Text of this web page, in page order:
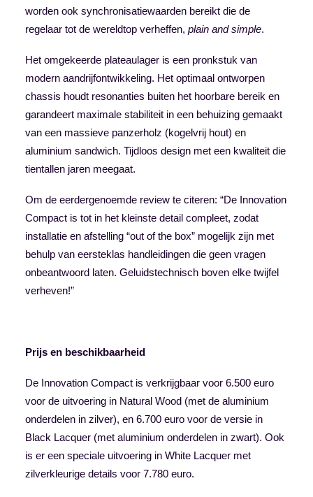
worden ook synchronisatiewaarden bereikt die de
regelaar tot de wereldtop verheffen, plain and simple.
Het omgekeerde plateaulager is een pronkstuk van
modern aandrijfontwikkeling. Het optimaal ontworpen
chassis houdt resonanties buiten het hoorbare bereik en
garandeert maximale stabiliteit in een behuizing gemaakt
van een massieve panzerholz (kogelvrij hout) en
aluminium sandwich. Tijdloos design met een kwaliteit die
tientallen jaren meegaat.
Om de eerdergenoemde review te citeren: “De Innovation
Compact is tot in het kleinste detail compleet, zodat
installatie en afstelling “out of the box” mogelijk zijn met
behulp van eersteklas handleidingen die geen vragen
onbeantwoord laten. Geluidstechnisch boven elke twijfel
verheven!”
Prijs en beschikbaarheid
De Innovation Compact is verkrijgbaar voor 6.500 euro
voor de uitvoering in Natural Wood (met de aluminium
onderdelen in zilver), en 6.700 euro voor de versie in
Black Lacquer (met aluminium onderdelen in zwart). Ook
is er een speciale uitvoering in White Lacquer met
zilverkleurige details voor 7.780 euro.